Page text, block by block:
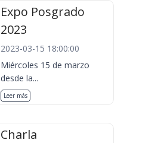
Expo Posgrado
2023
2023-03-15 18:00:00
Miércoles 15 de marzo
desde la...
Leer más
Charla